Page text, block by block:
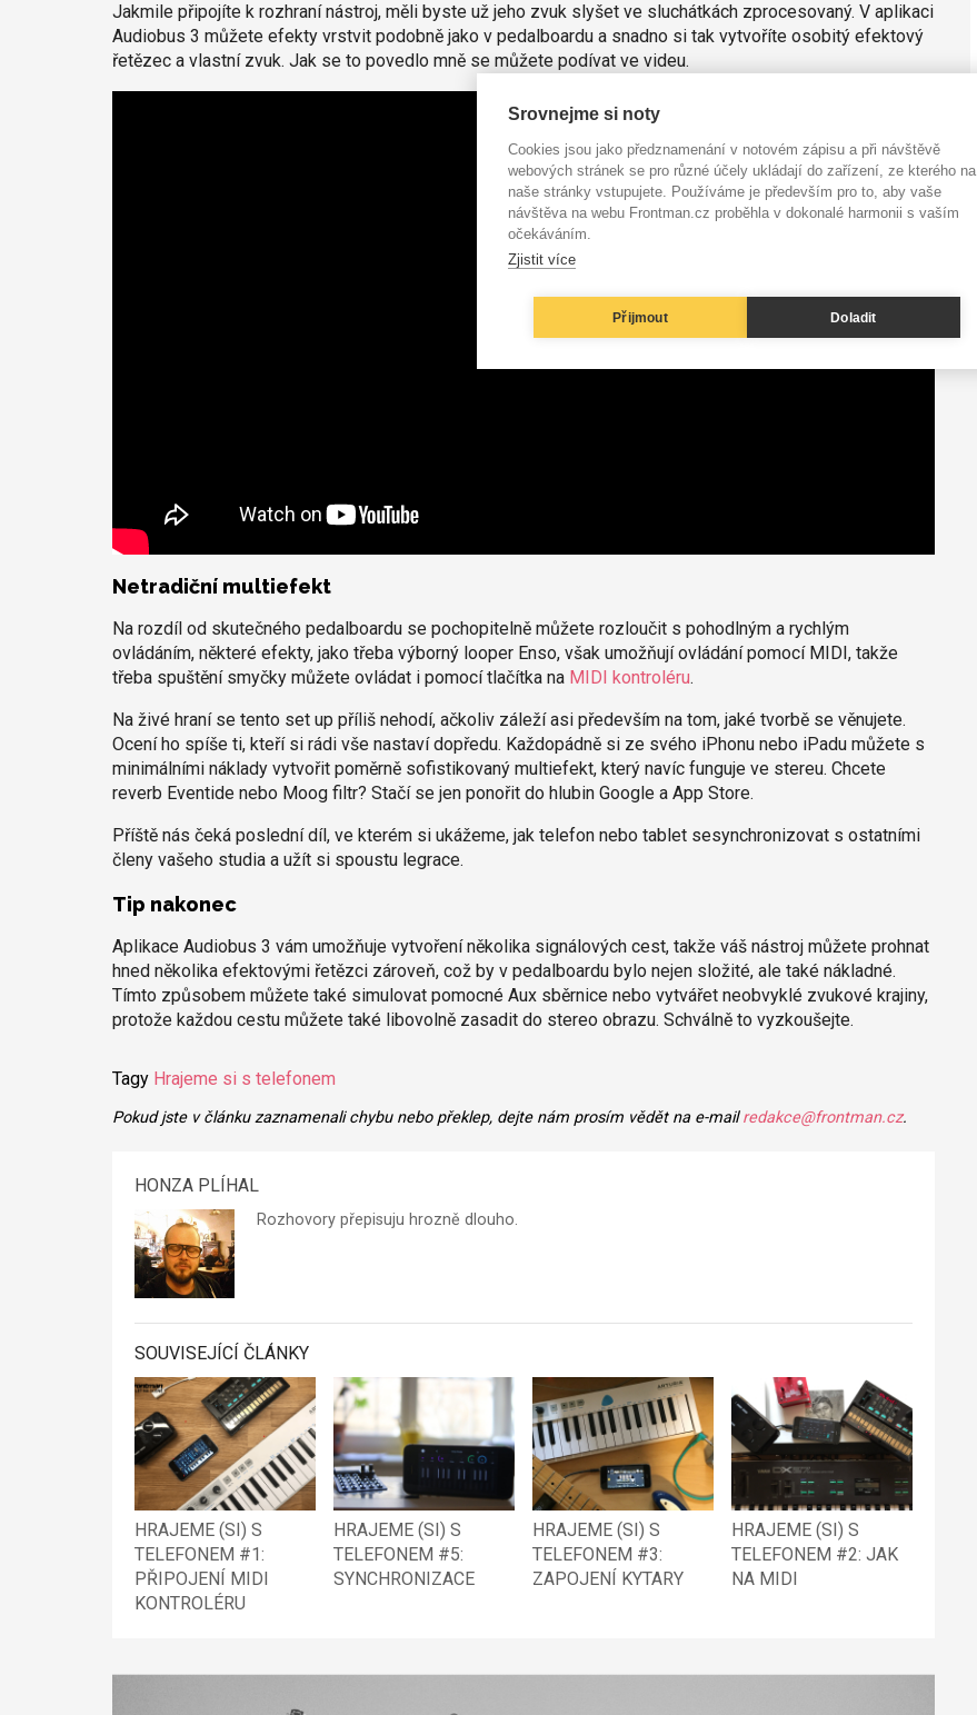
Jakmile připojíte k rozhraní nástroj, měli byste už jeho zvuk slyšet ve sluchátkách zprocesovaný. V aplikaci
Audiobus 3 můžete efekty vrstvit podobně jako v pedalboardu a snadno si tak vytvoříte osobitý efektový
řetězec a vlastní zvuk. Jak se to povedlo mně se můžete podívat ve videu.
Netradiční multiefekt
Na rozdíl od skutečného pedalboardu se pochopitelně můžete rozloučit s pohodlným a rychlým
ovládáním, některé efekty, jako třeba výborný looper Enso, však umožňují ovládání pomocí MIDI, takže
třeba spuštění smyčky můžete ovládat i pomocí tlačítka na MIDI kontroléru.
Na živé hraní se tento set up příliš nehodí, ačkoliv záleží asi především na tom, jaké tvorbě se věnujete.
Ocení ho spíše ti, kteří si rádi vše nastaví dopředu. Každopádně si ze svého iPhonu nebo iPadu můžete s
minimálními náklady vytvořit poměrně sofistikovaný multiefekt, který navíc funguje ve stereu. Chcete
reverb Eventide nebo Moog filtr? Stačí se jen ponořit do hlubin Google a App Store.
Příště nás čeká poslední díl, ve kterém si ukážeme, jak telefon nebo tablet sesynchronizovat s ostatními
členy vašeho studia a užít si spoustu legrace.
Tip nakonec
Aplikace Audiobus 3 vám umožňuje vytvoření několika signálových cest, takže váš nástroj můžete prohnat
hned několika efektovými řetězci zároveň, což by v pedalboardu bylo nejen složité, ale také nákladné.
Tímto způsobem můžete také simulovat pomocné Aux sběrnice nebo vytvářet neobvyklé zvukové krajiny,
protože každou cestu můžete také libovolně zasadit do stereo obrazu. Schválně to vyzkoušejte.
Tagy Hrajeme si s telefonem
Pokud jste v článku zaznamenali chybu nebo překlep, dejte nám prosím vědět na e-mailredakce@frontman.cz.
HONZA PLÍHAL
Rozhovory přepisuju hrozně dlouho.
SOUVISEJÍCÍ ČLÁNKY
HRAJEME (SI) S
TELEFONEM #1:
PŘIPOJENÍ MIDI
KONTROLÉRU
HRAJEME (SI) S
TELEFONEM #5:
SYNCHRONIZACE
HRAJEME (SI) S
TELEFONEM #3:
ZAPOJENÍ KYTARY
HRAJEME (SI) S
TELEFONEM #2: JAK
NA MIDI
Srovnejme si noty
Cookies jsou jako předznamenání v notovém zápisu a při návštěvě
webových stránek se pro různé účely ukládají do zařízení, ze kterého na
naše stránky vstupujete. Používáme je především pro to, aby vaše
návštěva na webu Frontman.cz proběhla v dokonalé harmonii s vaším
očekáváním.
Zjistit více
Přijmout Doladit